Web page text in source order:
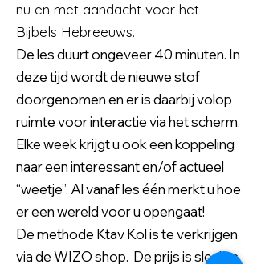
nu en met aandacht voor het
Bijbels Hebreeuws.
De les duurt ongeveer 40 minuten. In
deze tijd wordt de nieuwe stof
doorgenomen en er is daarbij volop
ruimte voor interactie via het scherm.
Elke week krijgt u ook een koppeling
naar een interessant en/of actueel
“weetje”. Al vanaf les één merkt u hoe
er een wereld voor u opengaat!
De methode Ktav Kol is te verkrijgen
via de WIZO shop. De prijs is slechts